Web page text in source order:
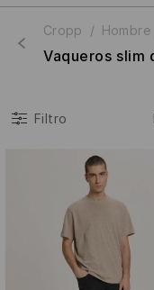
Cropp Hombre
Vaqueros slim
Filtro